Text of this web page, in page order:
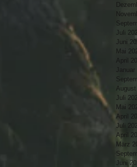
Juli
Juni
Mai
April
Januar
Juli
Mai
April
Juli
April
März
Juni